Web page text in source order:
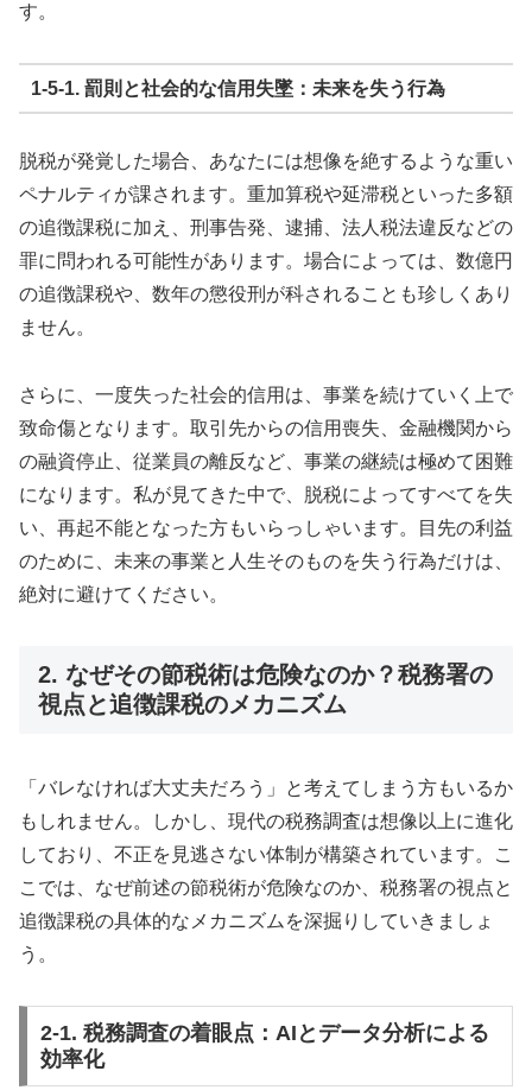
す。
1-5-1. 罰則と社会的な信用失墜：未来を失う行為
脱税が発覚した場合、あなたには想像を絶するような重い
ペナルティが課されます。重加算税や延滞税といった多額
の追徴課税に加え、刑事告発、逮捕、法人税法違反などの
罪に問われる可能性があります。場合によっては、数億円
の追徴課税や、数年の懲役刑が科されることも珍しくあり
ません。
さらに、一度失った社会的信用は、事業を続けていく上で
致命傷となります。取引先からの信用喪失、金融機関から
の融資停止、従業員の離反など、事業の継続は極めて困難
になります。私が見てきた中で、脱税によってすべてを失
い、再起不能となった方もいらっしゃいます。目先の利益
のために、未来の事業と人生そのものを失う行為だけは、
絶対に避けてください。
2. なぜその節税術は危険なのか？税務署の
視点と追徴課税のメカニズム
「バレなければ大丈夫だろう」と考えてしまう方もいるか
もしれません。しかし、現代の税務調査は想像以上に進化
しており、不正を見逃さない体制が構築されています。こ
こでは、なぜ前述の節税術が危険なのか、税務署の視点と
追徴課税の具体的なメカニズムを深掘りしていきましょ
う。
2-1. 税務調査の着眼点：AIとデータ分析による
効率化